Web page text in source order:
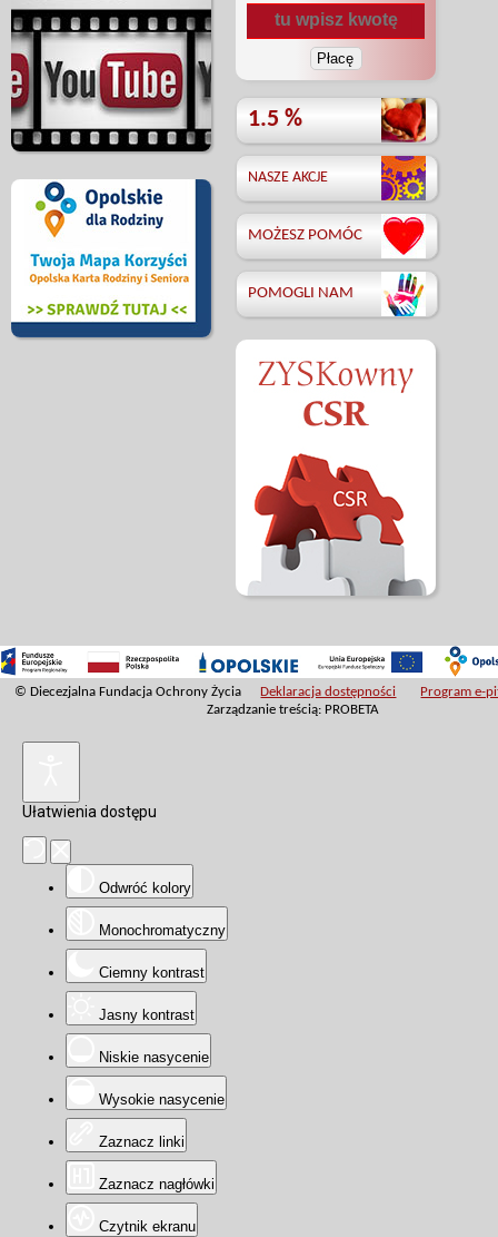
1.5 %
NASZE AKCJE
MOŻESZ POMÓC
POMOGLI NAM
© Diecezjalna Fundacja Ochrony Życia Deklaracja dostępności
Program e-
Zarządzanie treścią: PROBETA
Ułatwienia dostępu
Odwróć kolory
Monochromatyczny
Ciemny kontrast
Jasny kontrast
Niskie nasycenie
Wysokie nasycenie
Zaznacz linki
Zaznacz nagłówki
Czytnik ekranu